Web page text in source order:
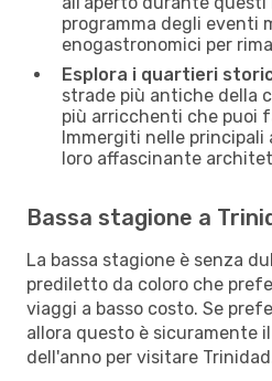
programma degli eventi
enogastronomici per
Esplora i quartieri
strade più antiche della
più arricchenti che puoi
Immergiti nelle principali
loro affascinante
Bassa stagione a
La bassa stagione è senza
prediletto da coloro che
viaggi a basso costo. Se
allora questo è sicuramente
dell'anno per visitare